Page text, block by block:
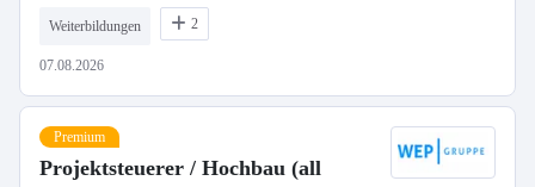
Weiterbildungen 2
07.08.2026
Premium
Projektsteuerer / Hochbau (all